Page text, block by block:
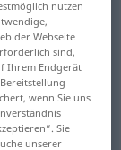
nutzen
der Webseite
sind,
Ihrem Endgerät
wenn Sie uns
Sie
unserer